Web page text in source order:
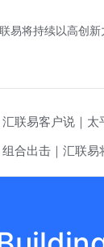
易将持续以高创
汇联易客户说｜
组合出击｜汇联